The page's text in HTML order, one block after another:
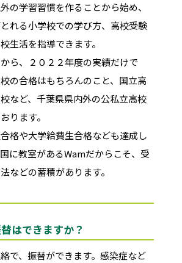
の学習習慣を作ることから始め、
れる小学校での学び方、高校受験
生活を指導できます。
ら、２０２２年度の実績だけで
の合格はもちろんのこと、国立高
など、千葉県県内外の公私立高校
ります。
格や大学給費生合格なども達成し
に教室があるWamだからこそ、受
などの蓄積があります。
はできますか？
で、振替ができます。感染症など